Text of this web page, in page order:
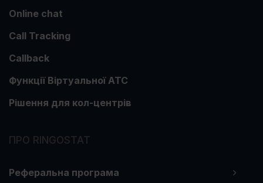
Online chat
Call Tracking
Callback
Функції Віртуальної АТС
Рішення для кол-центрів
ПРО RINGOSTAT
Реферальна програма